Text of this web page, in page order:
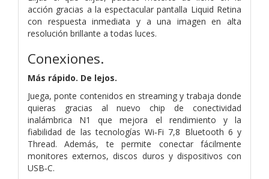
acción gracias a la espectacular pantalla Liquid Retina
con respuesta inmediata y a una imagen en alta
resolución brillante a todas luces.
Conexiones.
Más rápido. De lejos.
Juega, ponte contenidos en streaming y trabaja donde
quieras gracias al nuevo chip de conectividad
inalámbrica N1 que mejora el rendi­miento y la
fiabilidad de las tecnologías Wi‑Fi 7,8 Bluetooth 6 y
Thread. Además, te permite conectar fácilmente
monitores externos, discos duros y dispositivos con
USB‑C.